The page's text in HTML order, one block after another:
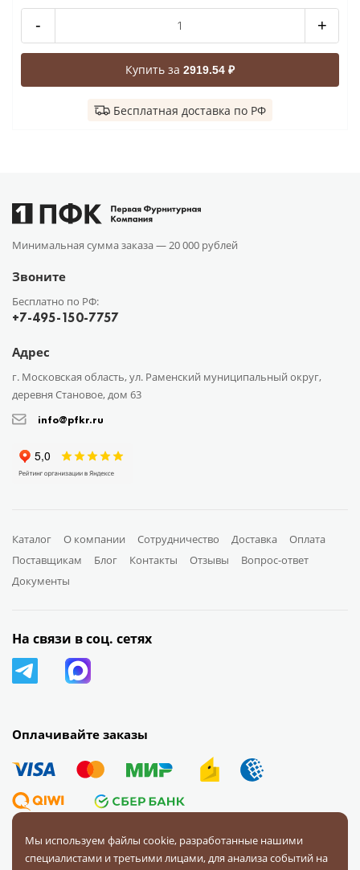
- +
Купить за 2919.54 ₽
Бесплатная доставка по РФ
Минимальная сумма заказа — 20 000 рублей
Звоните
Бесплатно по РФ:
+7-495-150-7757
Адрес
г. Московская область, ул. Раменский муниципальный округ,
деревня Становое, дом 63
info@pfkr.ru
Каталог О компании Сотрудничество Доставка
Оплата
Поставщикам
Блог Контакты Отзывы
Вопрос-ответ
Документы
Оплачивайте заказы
На связи в соц. сетях
© 2008 — 2026 Первая Фурнитурная Компания.Все права
Мы используем файлы cookie, разработанные нашими
специалистами и третьими лицами, для анализа событий на